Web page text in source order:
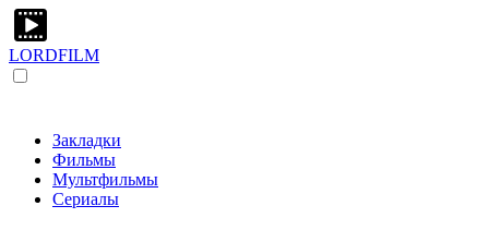
LORDFILM
Закладки
Фильмы
Мультфильмы
Сериалы